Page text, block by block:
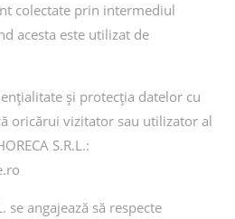
colectate prin intermediul
acesta este utilizat de
și protecția datelor cu
oricărui vizitator sau utilizator al
S.R.L.:
se angajează să respecte